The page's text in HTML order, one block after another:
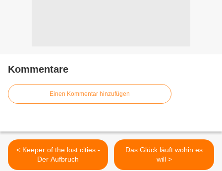
Kommentare
Einen Kommentar hinzufügen
< Keeper of the lost cities -
Der Aufbruch
Das Glück läuft wohin es
will >